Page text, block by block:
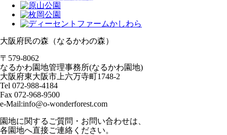
大阪府民の森（なるかわの森）
〒579-8062
なるかわ園地管理事務所(なるかわ園地)
大阪府東大阪市上六万寺町1748-2
Tel 072-988-4184
Fax 072-968-9500
e-Mail:info@o-wonderforest.com
園地に関するご質問・お問い合わせは、
各園地へ直接ご連絡ください。